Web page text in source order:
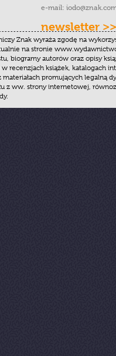
e-mail:
newsletter >>
Znak wyraża zgodę na
na stronie
biogramy autorów oraz opisy
recenzjach książek, katalogach
promujących legalną
z ww. strony internetowej,